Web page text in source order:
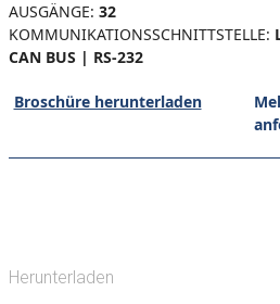
AUSGÄNGE: 32
KOMMUNIKATIONSSCHNITTSTELLE:
CAN BUS | RS-232
Broschüre herunterladen
Herunterladen